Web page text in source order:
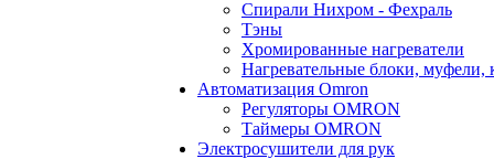
Спирали Нихром - Фехраль
Тэны
Хромированные нагреватели
Нагревательные блоки, муфели,
Автоматизация Omron
Регуляторы OMRON
Таймеры OMRON
Электросушители для рук